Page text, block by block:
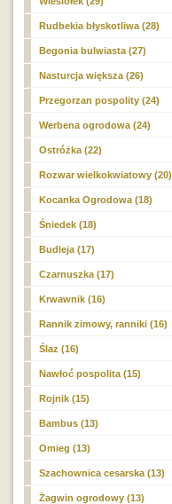
Rudbekia błyskotliwa (28)
Begonia bulwiasta (27)
Nasturcja większa (26)
Przegorzan pospolity (24)
Werbena ogrodowa (24)
Ostróżka (22)
Rozwar wielkokwiatowy (20)
Kocanka Ogrodowa (18)
Śniedek (18)
Budleja (17)
Czarnuszka (17)
Krwawnik (16)
Rannik zimowy, ranniki (16)
Ślaz (16)
Nawłoć pospolita (15)
Rojnik (15)
Bambus (13)
Omieg (13)
Szachownica cesarska (13)
Żagwin ogrodowy (13)